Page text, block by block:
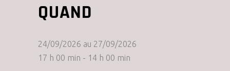
QUAND
24/09/2026 au 27/09/2026
17 h 00 min - 14 h 00 min